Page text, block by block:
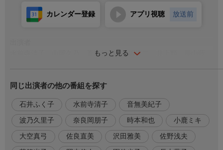
もっと見る
カレンダー登録 アプリ視聴 放送前
水前寺清子、山岡久乃、葦原邦子、石坂浩二、井上順、長山藍
良直美、大空真弓、小鹿ミキ、時本和也、岡村あつ子
番組内容
家出した唯一は、マーケットの近くの新堀荒物店に上がりこん
だ。驚いた荒物屋の名津(長山藍子)と未絵(音無美紀子)の姉妹
は、泥棒の様に上がりこんで来て、押入れの中で坐禅を組む唯一
同じ出演者の他の番組を探す
石井ふく子 水前寺清子 音無美紀子
波乃久里子 奈良岡朋子 時本和也 小鹿ミキ
大空真弓 佐良直美 沢田雅美 佐野浅夫